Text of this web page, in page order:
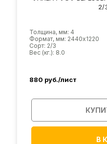
2/
Толщина, мм: 4
Формат, мм: 2440х1220
Сорт: 2/3
Вес (кг.): 8.0
880 руб./лист
В